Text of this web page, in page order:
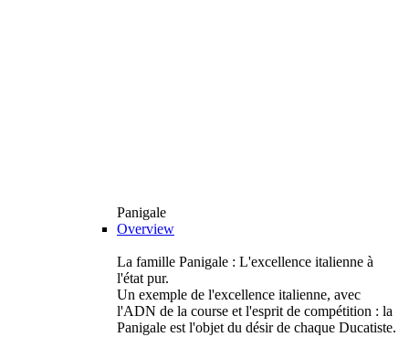
Panigale
Overview
La famille Panigale : L'excellence italienne à
l'état pur.
Un exemple de l'excellence italienne, avec
l'ADN de la course et l'esprit de compétition : la
Panigale est l'objet du désir de chaque Ducatiste.